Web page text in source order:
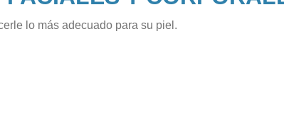
lo más adecuado para su piel.